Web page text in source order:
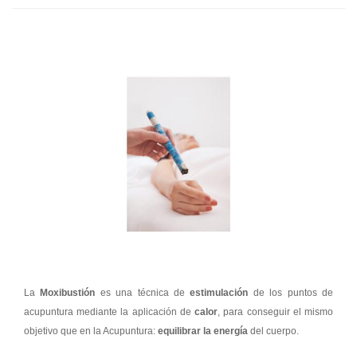
La Moxibustión es una técnica deestimulación de los puntos de
acupuntura mediante la aplicación decalor, para conseguir el mismo
objetivo que en la Acupuntura: equilibrar la energía del cuerpo.